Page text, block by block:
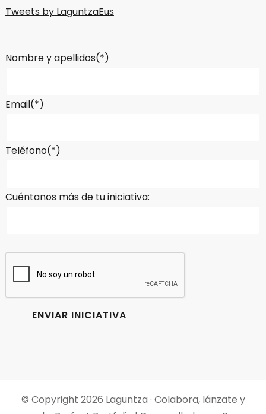
Tweets by LaguntzaEus
Nombre y apellidos(*)
Email(*)
Teléfono(*)
Cuéntanos más de tu iniciativa:
© Copyright 2026 Laguntza · Colabora, lánzate y